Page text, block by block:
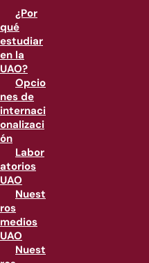
¿Por
qué
estudiar
en la
UAO?
Opcio
nes de
internaci
onalizaci
ón
Labor
atorios
UAO
Nuest
ros
medios
UAO
Nuest